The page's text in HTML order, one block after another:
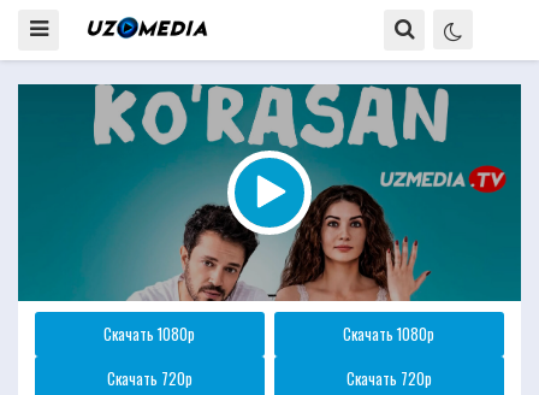
Скачать 1080p
Скачать 1080p
Скачать 720p
Скачать 720p